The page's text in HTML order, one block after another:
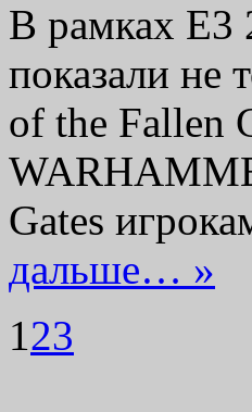
В рамках E3
показали не
of the Fallen
Gates
дальше… »
123